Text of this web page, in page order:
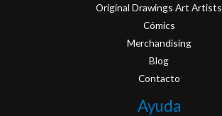
Original Drawings Art Artists
Cómics
Merchandising
Blog
Contacto
Ayuda